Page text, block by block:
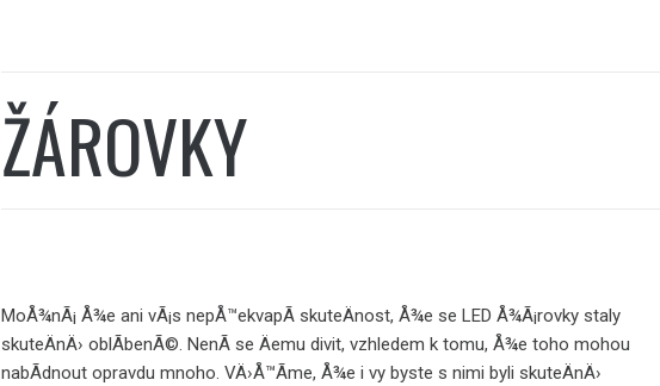
ŽÁROVKY
MoÅ¾nÃ¡ Å¾e ani vÃ¡s nepÅ™ekvapÃ­ skuteÄnost, Å¾e se LED Å¾Ã¡rovky staly
skuteÄnÄ› oblÃ­benÃ©. NenÃ­ se Äemu divit, vzhledem k tomu, Å¾e toho mohou
nabÃ­dnout opravdu mnoho. VÄ›Å™Ã­me, Å¾e i vy byste s nimi byli skuteÄnÄ›